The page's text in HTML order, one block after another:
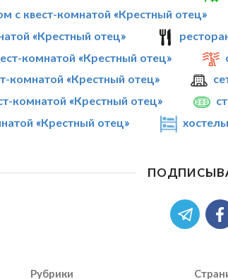
с квест-комнатой «Крестный отец»
«Крестный отец»
комнатой «Крестный отец»
комнатой «Крестный отец»
комнатой «Крестный отец»
«Крестный отец»
Рубрики